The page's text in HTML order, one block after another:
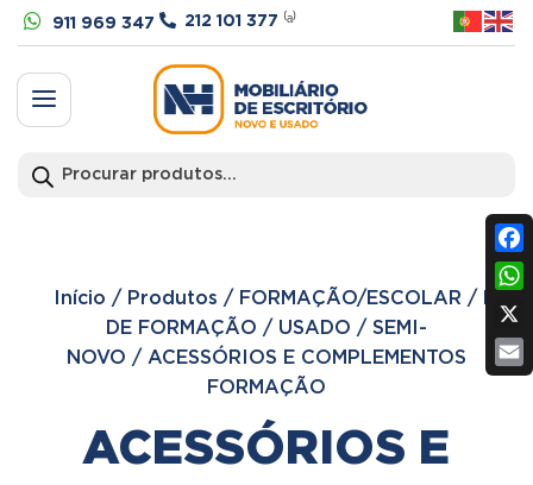
 911 969 347  212 101 377 ⁽ᵃ⁾
a
search
Início / Produtos / FORMAÇÃO/ESCOLAR /
DE FORMAÇÃO / USADO / SEMI-
NOVO / ACESSÓRIOS E COMPLEMENTOS
FORMAÇÃO
ACESSÓRIOS E
X